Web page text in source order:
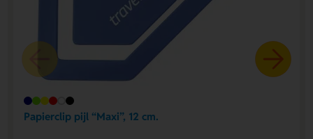
Papierclip pijl “Maxi”, 12 cm.